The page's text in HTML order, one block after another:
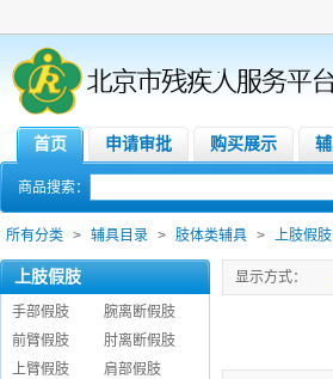
首页 申请审批 购买展示
商品搜索：
所有分类 > 辅具目录 > 肢体类辅具 > 上肢假肢
上肢假肢
手部假肢
腕离断假肢
前臂假肢
肘离断假肢
上臂假肢
肩部假肢
显示方式：